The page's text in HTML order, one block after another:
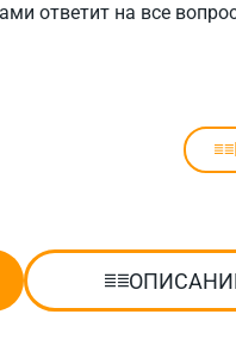
ответит на все